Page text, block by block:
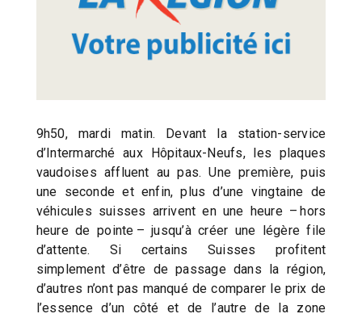
9h50, mardi matin. Devant la station-service
d’Intermarché aux Hôpitaux-Neufs, les plaques
vaudoises affluent au pas. Une première, puis
une seconde et enfin, plus d’une vingtaine de
véhicules suisses arrivent en une heure – hors
heure de pointe – jusqu’à créer une légère file
d’attente. Si certains Suisses profitent
simplement d’être de passage dans la région,
d’autres n’ont pas manqué de comparer le prix de
l’essence d’un côté et de l’autre de la zone